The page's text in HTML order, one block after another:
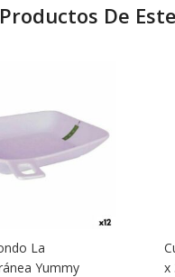
De
La
Yummy
x